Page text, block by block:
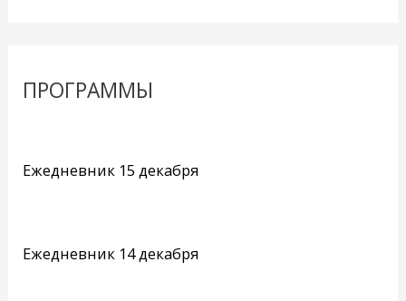
ПРОГРАММЫ
Ежедневник 15 декабря
Ежедневник 14 декабря